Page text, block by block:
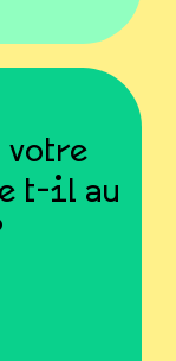
votre
t-il au
de
»